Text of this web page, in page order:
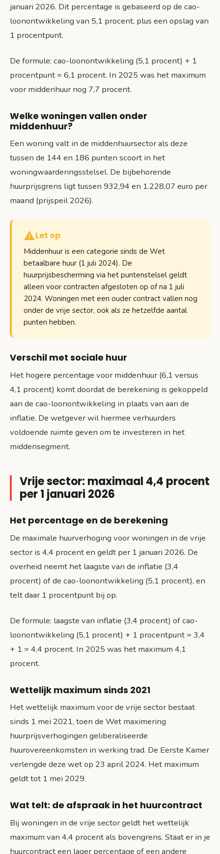
januari 2026. Dit percentage is gebaseerd op de cao-
loonontwikkeling van 5,1 procent, plus een opslag van
1 procentpunt.
De formule: cao-loonontwikkeling (5,1 procent) + 1
procentpunt = 6,1 procent. In 2025 was het maximum
voor middenhuur nog 7,7 procent.
Welke woningen vallen onder
middenhuur?
Een woning valt in de middenhuursector als deze
tussen de 144 en 186 punten scoort in het
woningwaarderingsstelsel. De bijbehorende
huurprijsgrens ligt tussen 932,94 en 1.228,07 euro per
maand (prijspeil 2026).
Let op
Middenhuur is een categorie sinds de Wet
betaalbare huur (1 juli 2024). De
huurprijsbescherming via het puntenstelsel geldt
alleen voor contracten afgesloten op of na 1 juli
2024. Woningen met een ouder contract vallen nog
onder de vrije sector, ook als ze hetzelfde aantal
punten hebben.
Verschil met sociale huur
Het hogere percentage voor middenhuur (6,1 versus
4,1 procent) komt doordat de berekening is gekoppeld
aan de cao-loonontwikkeling in plaats van aan de
inflatie. De wetgever wil hiermee verhuurders
voldoende ruimte geven om te investeren in het
middensegment.
Vrije sector: maximaal 4,4 procent
per 1 januari 2026
Het percentage en de berekening
De maximale huurverhoging voor woningen in de vrije
sector is 4,4 procent en geldt per 1 januari 2026. De
overheid neemt het laagste van de inflatie (3,4
procent) of de cao-loonontwikkeling (5,1 procent), en
telt daar 1 procentpunt bij op.
De formule: laagste van inflatie (3,4 procent) of cao-
loonontwikkeling (5,1 procent) + 1 procentpunt = 3,4
+ 1 = 4,4 procent. In 2025 was het maximum 4,1
procent.
Wettelijk maximum sinds 2021
Het wettelijk maximum voor de vrije sector bestaat
sinds 1 mei 2021, toen de Wet maximering
huurprijsverhogingen geliberaliseerde
huurovereenkomsten in werking trad. De Eerste Kamer
verlengde deze wet op 23 april 2024. Het maximum
geldt tot 1 mei 2029.
Wat telt: de afspraak in het huurcontract
Bij woningen in de vrije sector geldt het wettelijk
maximum van 4,4 procent als bovengrens. Staat er in je
huurcontract een lager percentage of een andere